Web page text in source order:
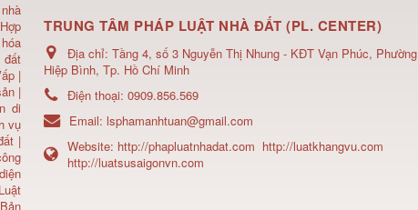
Hợp
|
|
di
vụ
|
Bản
TRUNG TÂM PHÁP LUẬT NHÀ ĐẤT (PL. CENTER)
Địa chỉ: Tầng 4, số 3 Nguyễn Thị Nhung - KĐT Vạn Phúc, Phường
Hiệp Bình, Tp. Hồ Chí Minh
Điện thoại: 0909.856.569
Email: lsphamanhtuan@gmail.com
Website: http://phapluatnhadat.com http://luatkhangvu.com
http://luatsusaigonvn.com